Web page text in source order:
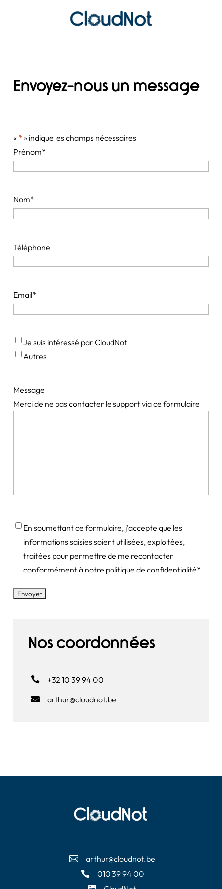
Nos coordonnées
 +32 10 39 94 00
 arthur@cloudnot.be
Envoyez-nous un message
« * » indique les champs nécessaires
Prénom*
Nom*
Téléphone
Email*
*
Je suis intéressé par CloudNot
Autres
Message
Merci de ne pas contacter le support via ce formulaire
Consentement*
En soumettant ce formulaire, j'accepte que les
informations saisies soient utilisées, exploitées,
traitées pour permettre de me recontacter
conformément à notre politique de confidentialité*
 arthur@cloudnot.be
 010 39 94 00